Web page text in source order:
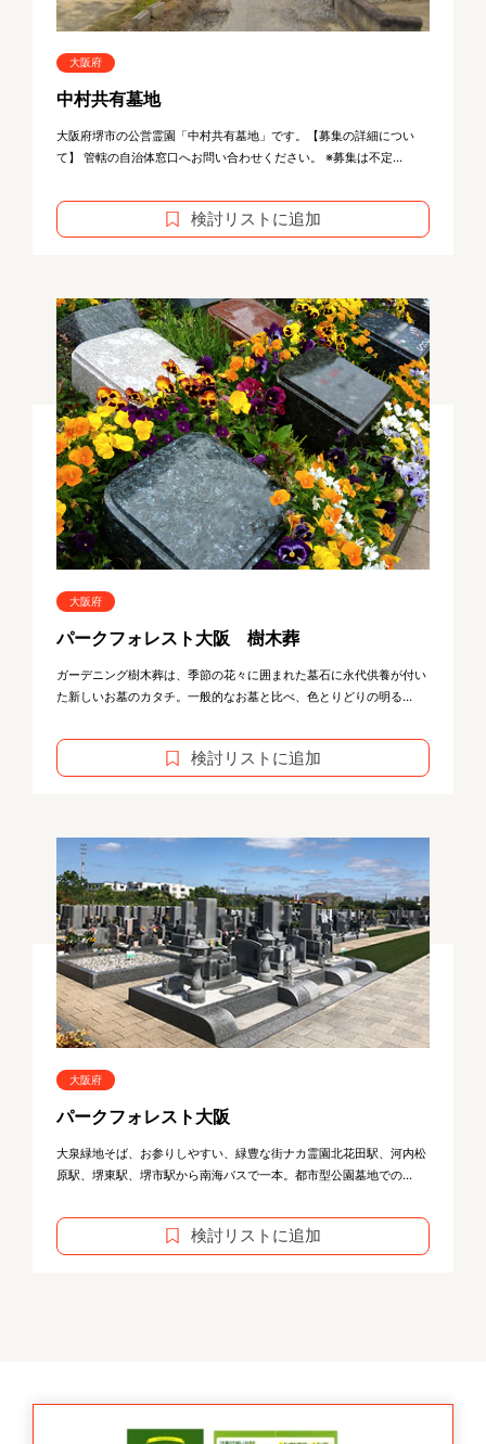
大阪府
中村共有墓地
大阪府堺市の公営霊園「中村共有墓地」です。【募集の詳細につい
て】 管轄の自治体窓口へお問い合わせください。 ※募集は不定...
検討リストに追加
大阪府
パークフォレスト大阪 樹木葬
ガーデニング樹木葬は、季節の花々に囲まれた墓石に永代供養が付い
た新しいお墓のカタチ。一般的なお墓と比べ、色とりどりの明る...
検討リストに追加
大阪府
パークフォレスト大阪
大泉緑地そば、お参りしやすい、緑豊な街ナカ霊園北花田駅、河内松
原駅、堺東駅、堺市駅から南海バスで一本。都市型公園墓地での...
検討リストに追加